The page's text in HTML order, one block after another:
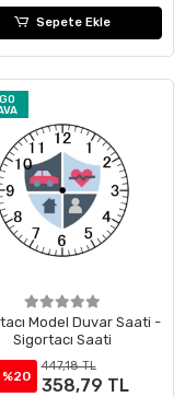
Sepete Ekle
Model Duvar Saati -
Sigortacı Saati
%20
447,18 TL
358,79 TL